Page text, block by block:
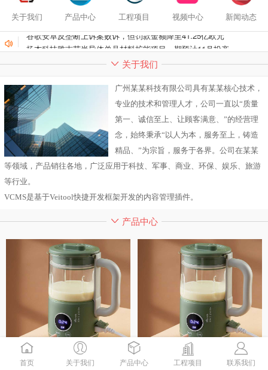
关于我们 产品中心 工程项目 视频中心
新闻动态
谷歌安卓反垄断上诉案败诉，但罚款金额降至41.25亿欧元
扬杰科技雅吉芯半导体单晶材料扩能项目一期预计11月投产
关于我们
广州某某科技有限公司具有某某核心技术，
专业的技术和管理人才，公司一直以“质量
第一、诚信至上、让顾客满意、”的经营理
念，始终秉承“以人为本，服务至上，铸造
精品、”为宗旨，服务于各界。公司在某某
等领域，产品销往各地，广泛应用于科技、军事、商业、环保、娱乐、旅游
等行业。
VCMS是基于Veitool快捷开发框架开发的内容管理插件。
产品中心
首页 关于我们 产品中心 工程项目 联系我们